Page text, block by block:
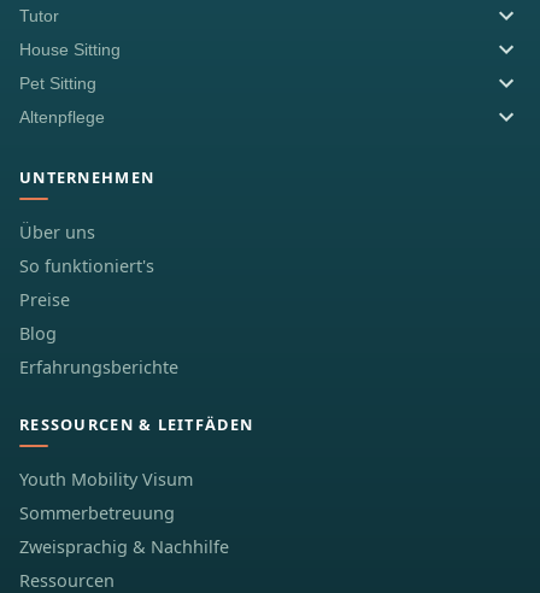
Tutor
House Sitting
Pet Sitting
Altenpflege
UNTERNEHMEN
Über uns
So funktioniert's
Preise
Blog
Erfahrungsberichte
RESSOURCEN & LEITFÄDEN
Youth Mobility Visum
Sommerbetreuung
Zweisprachig & Nachhilfe
Ressourcen